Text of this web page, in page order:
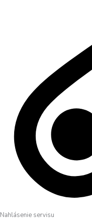
Nahlásenie servisu